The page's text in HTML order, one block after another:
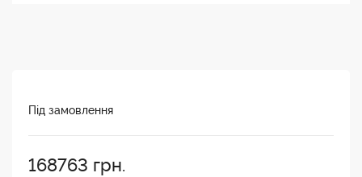
Під замовлення
168763 грн.